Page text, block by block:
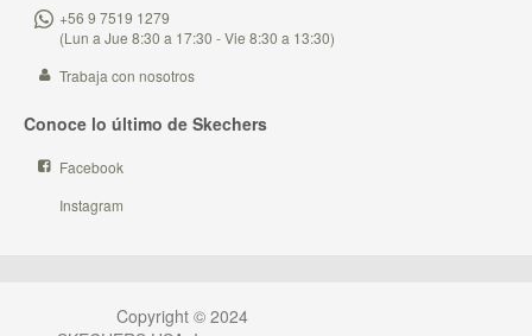
+56 9 7519 1279
(Lun a Jue 8:30 a 17:30 - Vie 8:30 a 13:30)
Trabaja con nosotros
Conoce lo último de Skechers
Facebook
Instagram
Copyright © 2024